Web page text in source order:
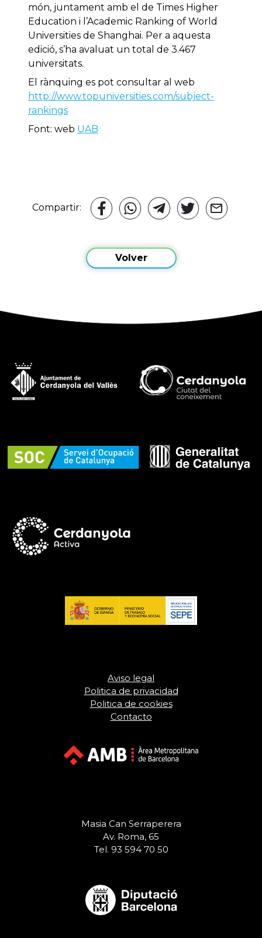
món, juntament amb el de Times Higher
Education i l’Academic Ranking of World
Universities de Shanghai. Per a aquesta
edició, s’ha avaluat un total de 3.467
universitats.
El rànquing es pot consultar al web
http://www.topuniversities.com/subject-
rankings
Font: web UAB
Compartir:
Volver
Aviso legal
Politica de privacidad
Politica de cookies
Contacto
Masia Can Serraperera
Av. Roma, 65
Tel. 93 594 70 50